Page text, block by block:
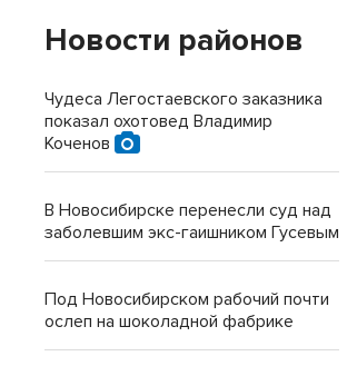
Новости районов
Чудеса Легостаевского заказника
показал охотовед Владимир
Коченов
В Новосибирске перенесли суд над
заболевшим экс-гаишником Гусевым
Под Новосибирском рабочий почти
ослеп на шоколадной фабрике